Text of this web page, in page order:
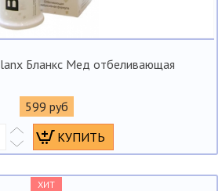
Бланкс Мед отбеливающая
599 руб
ХИТ